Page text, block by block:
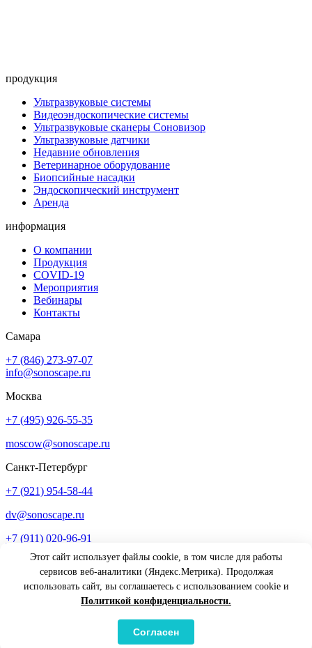
Этот сайт использует файлы cookie, в том числе для работы
сервисов веб-аналитики (Яндекс.Метрика). Продолжая
использовать сайт, вы соглашаетесь с использованием cookie и
Политикой конфиденциальности.
Согласен
продукция
Ультразвуковые системы
Видеоэндоскопические системы
Ультразвуковые сканеры Соновизор
Ультразвуковые датчики
Недавние обновления
Ветеринарное оборудование
Биопсийные насадки
Эндоскопический инструмент
Аренда
информация
О компании
Продукция
COVID-19
Мероприятия
Вебинары
Контакты
Самара
+7 (846) 273-97-07
info@sonoscape.ru
Москва
+7 (495) 926-55-35
moscow@sonoscape.ru
Санкт-Петербург
+7 (921) 954-58-44
dv@sonoscape.ru
+7 (911) 020-96-91
at@sonoscape.ru
Телефон сервисного центра
Политика конфиденциальности Результаты СОУТ